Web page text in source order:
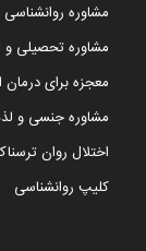
مشاوره
مشاوره تحصیلی و
معجزه برای درمان
مشاوره جنسی و
اختلال روان
کلیپ روانشناسی